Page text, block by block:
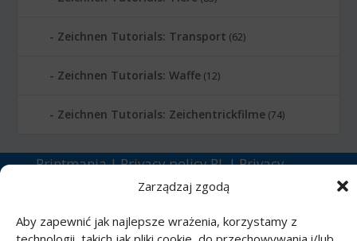
Zarządzaj zgodą
Aby zapewnić jak najlepsze wrażenia, korzystamy z
Zeichnen Tutorials: Transport (62)
Zeichnen Tutorials: Waffe (12)
Zeichnen Tutorials: Zeichentrickfilme (74)
Printmania|Privacy policy PL|Privacy
Privacy policy DE|
Contact us